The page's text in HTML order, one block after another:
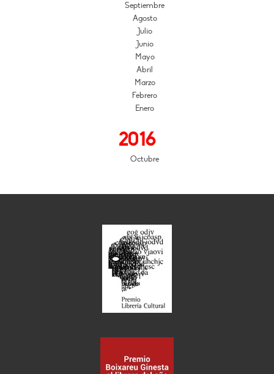
Septiembre
Agosto
Julio
Junio
Mayo
Abril
Marzo
Febrero
Enero
2016
Octubre